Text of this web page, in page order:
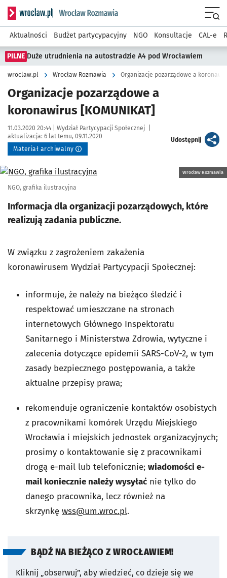
Serwis informacyjny wroclaw.pl podserwis: Rozmawia
Aktualności Budżet partycypacyjny NGO Konsultacje CAL-e
PILNE Duże utrudnienia na autostradzie A4 pod Wrocławiem
wroclaw.pl Wrocław Rozmawia Organizacje pozarządowe a
Organizacje pozarządowe a
koronawirus [KOMUNIKAT]
Data publikacji:
11.03.2020 20:44 | Autor:
Wydział Partycypacji Społecznej
aktualizacja: 6 lat temu, 09.11.2020
Materiał archiwalny
Udostępnijartykuł
Kliknij, aby powiększyć Wrocław Rozmawia
NGO, grafika ilustracyjna
Informacja dla organizacji pozarządowych, które
realizują zadania publiczne.
W związku z zagrożeniem zakażenia
koronawirusem Wydział Partycypacji Społecznej:
informuje, że należy na bieżąco śledzić i
respektować umieszczane na stronach
internetowych Głównego Inspektoratu
Sanitarnego i Ministerstwa Zdrowia, wytyczne i
zalecenia dotyczące epidemii SARS-CoV-2, w tym
zasady bezpiecznego postępowania, a także
aktualne przepisy prawa;
rekomenduje ograniczenie kontaktów osobistych
z pracownikami komórek Urzędu Miejskiego
Wrocławia i miejskich jednostek organizacyjnych;
prosimy o kontaktowanie się z pracownikami
drogą e-mail lub telefonicznie; wiadomości e-
mail koniecznie należy wysyłać nie tylko do
danego pracownika, lecz również na
skrzynkę wss@um.wroc.pl.
BĄDŹ NA BIEŻĄCO Z WROCŁAWIEM!
Kliknij „obserwuj”, aby wiedzieć, co dzieje się we